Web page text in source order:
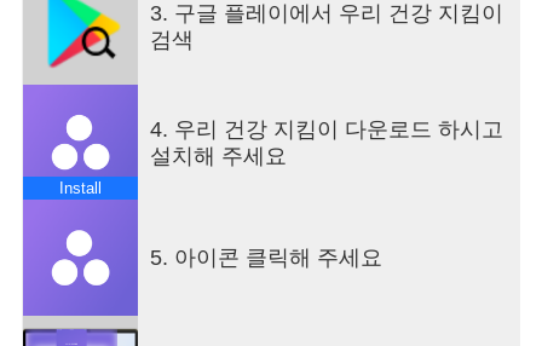
3. 구글 플레이에서 우리 건강 지킴이
검색
Install
4. 우리 건강 지킴이 다운로드 하시고
설치해 주세요
5. 아이콘 클릭해 주세요